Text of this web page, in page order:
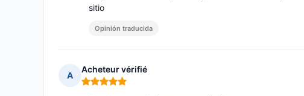
sitio
Opinión traducida
A
Acheteur vérifié
Nota: 5 de 5